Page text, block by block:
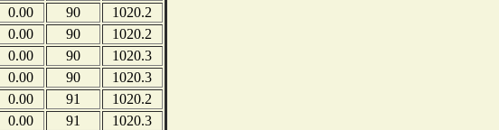
0.00 90
1020.2
0.00 90
1020.2
0.00 90
1020.3
0.00 90
1020.3
0.00 91
1020.2
0.00 91
1020.3